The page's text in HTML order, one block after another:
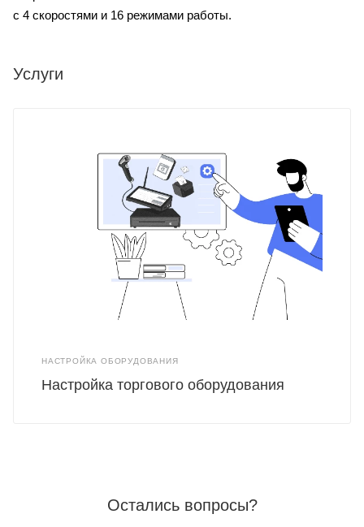
с 4 скоростями и 16 режимами работы.
Услуги
НАСТРОЙКА ОБОРУДОВАНИЯ
Настройка торгового оборудования
Остались вопросы?